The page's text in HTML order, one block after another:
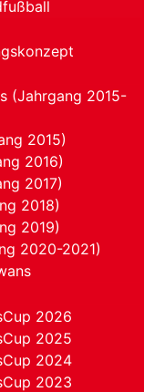
(Jahrgang 2015-
2015)
2016)
2017)
2018)
2019)
2020-2021)
2026
2025
2024
2023